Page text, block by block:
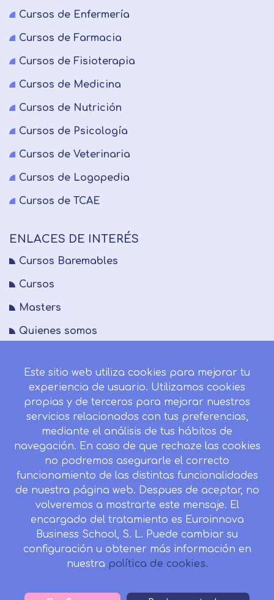
Cursos de Enfermería
Cursos de Farmacia
Cursos de Fisioterapia
Cursos de Medicina
Cursos de Nutrición
Cursos de Psicología
Cursos de Veterinaria
Cursos de Logopedia
Cursos de TCAE
ENLACES DE INTERÉS
Cursos Baremables
Cursos
Masters
Quienes somos
Blog
Mapa del sitio
Desistir contrato aquí
CONTACTO
Camino de la Torrecilla N.º 30 EDIFICIO EDUCA
EDTECH, C.P. 18.200, Maracena (Granada)
958 050 746
Horario de atención al cliente:
Lunes a viernes: 9.00h a 20.00h.
Este sitio web utiliza cookies para mejorar tu
experiencia de usuario. Utilizamos cookies
propias y de terceros para mejorar nuestros
servicios relacionados con tus preferencias,
mediante el análisis de tus hábitos de
navegación. En caso de que rechaze las cookies
no podremos asegurarle el correcto
funcionamiento de las distintas funcionalidades
de nuestra página web. Despues de aceptar, no
volveremos a mostrarte este mensaje. El
encargado del tratamiento es Euroinnova
Business School, S. L. Puede cambiar su
configuración u obtener más información en
nuestra política de cookies.